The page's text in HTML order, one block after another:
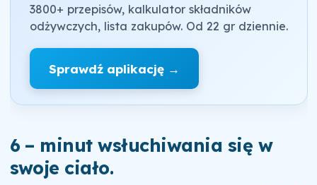
3800+ przepisów, kalkulator składników
odżywczych, lista zakupów. Od 22 gr dziennie.
Sprawdź aplikację →
6 – minut wsłuchiwania się w
swoje ciało.